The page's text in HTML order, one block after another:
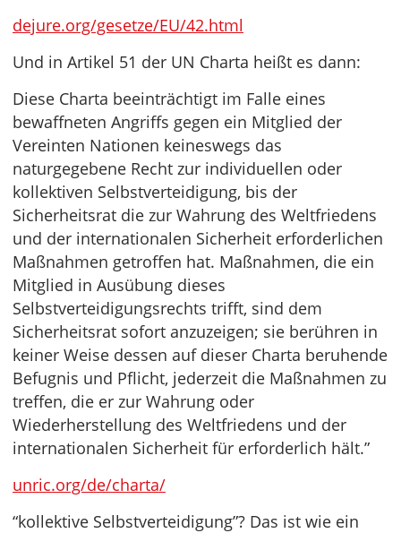
dejure.org/gesetze/EU/42.html
Und in Artikel 51 der UN Charta heißt es dann:
Diese Charta beeinträchtigt im Falle eines
bewaffneten Angriffs gegen ein Mitglied der
Vereinten Nationen keineswegs das
naturgegebene Recht zur individuellen oder
kollektiven Selbstverteidigung, bis der
Sicherheitsrat die zur Wahrung des Weltfriedens
und der internationalen Sicherheit erforderlichen
Maßnahmen getroffen hat. Maßnahmen, die ein
Mitglied in Ausübung dieses
Selbstverteidigungsrechts trifft, sind dem
Sicherheitsrat sofort anzuzeigen; sie berühren in
keiner Weise dessen auf dieser Charta beruhende
Befugnis und Pflicht, jederzeit die Maßnahmen zu
treffen, die er zur Wahrung oder
Wiederherstellung des Weltfriedens und der
internationalen Sicherheit für erforderlich hält.”
unric.org/de/charta/
“kollektive Selbstverteidigung”? Das ist wie ein